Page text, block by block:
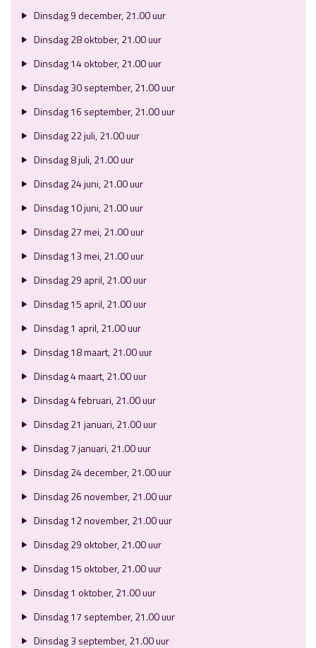
Dinsdag 9 december, 21.00 uur
Dinsdag 28 oktober, 21.00 uur
Dinsdag 14 oktober, 21.00 uur
Dinsdag 30 september, 21.00 uur
Dinsdag 16 september, 21.00 uur
Dinsdag 22 juli, 21.00 uur
Dinsdag 8 juli, 21.00 uur
Dinsdag 24 juni, 21.00 uur
Dinsdag 10 juni, 21.00 uur
Dinsdag 27 mei, 21.00 uur
Dinsdag 13 mei, 21.00 uur
Dinsdag 29 april, 21.00 uur
Dinsdag 15 april, 21.00 uur
Dinsdag 1 april, 21.00 uur
Dinsdag 18 maart, 21.00 uur
Dinsdag 4 maart, 21.00 uur
Dinsdag 4 februari, 21.00 uur
Dinsdag 21 januari, 21.00 uur
Dinsdag 7 januari, 21.00 uur
Dinsdag 24 december, 21.00 uur
Dinsdag 26 november, 21.00 uur
Dinsdag 12 november, 21.00 uur
Dinsdag 29 oktober, 21.00 uur
Dinsdag 15 oktober, 21.00 uur
Dinsdag 1 oktober, 21.00 uur
Dinsdag 17 september, 21.00 uur
Dinsdag 3 september, 21.00 uur